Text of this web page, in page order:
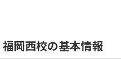
岡西校の基本情報